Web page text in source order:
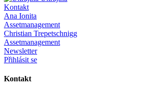
Kontakt
Ana Ionita
Assetmanagement
Christian Trepetschnigg
Assetmanagement
Newsletter
Přihlásit se
Kontakt